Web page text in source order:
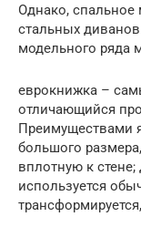
Однако, спальное
стальных
модельного ряда
еврокнижка –
отличающийся
Преимуществами
большого
вплотную к
используется